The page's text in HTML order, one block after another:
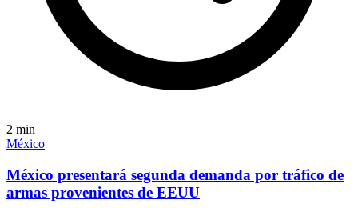
2 min
México
México presentará segunda demanda por tráfico de
armas provenientes de EEUU